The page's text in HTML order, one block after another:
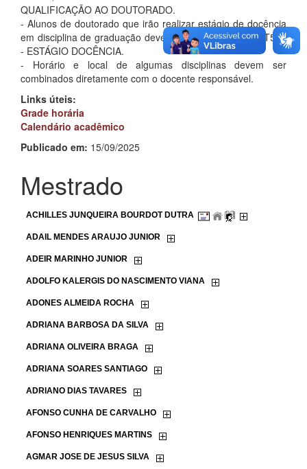
QUALIFICAÇÃO AO DOUTORADO.
- Alunos de doutorado que irão realizar estágio de docência
em disciplina de graduação devem se inscrever em COT500
- ESTÁGIO DOCÊNCIA.
- Horário e local de algumas disciplinas devem ser
combinados diretamente com o docente responsável.
Links úteis:
Grade horária
Calendário acadêmico
Publicado em: 15/09/2025
Mestrado